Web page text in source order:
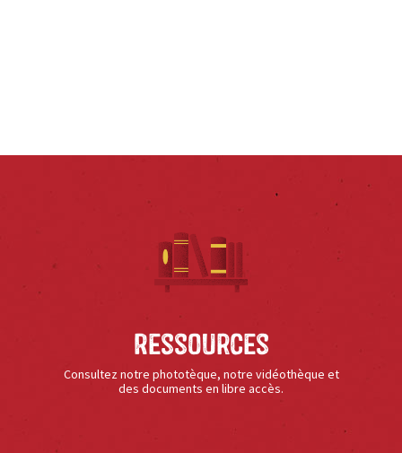
Ressources
Consultez notre phototèque, notre vidéothèque et
des documents en libre accès.